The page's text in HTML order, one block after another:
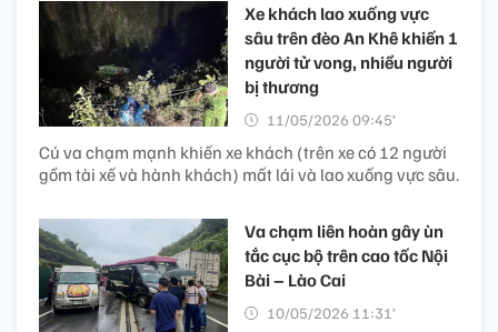
Xe khách lao xuống vực
sâu trên đèo An Khê khiến 1
người tử vong, nhiều người
bị thương
11/05/2026 09:45’
Cú va chạm mạnh khiến xe khách (trên xe có 12 người
gồm tài xế và hành khách) mất lái và lao xuống vực sâu.
Va chạm liên hoàn gây ùn
tắc cục bộ trên cao tốc Nội
Bài – Lào Cai
10/05/2026 11:31’